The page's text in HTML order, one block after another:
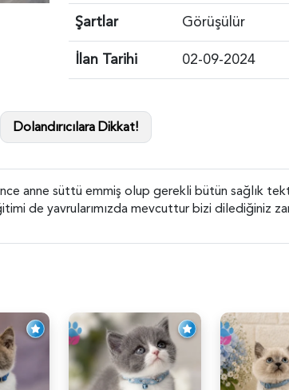
Şartlar
Görüşülür
İlan Tarihi
02-09-2024
Dolandırıcılara Dikkat!
anne süttü emmiş olup gerekli bütün sağlık
de yavrularımızda mevcuttur bizi dilediğiniz